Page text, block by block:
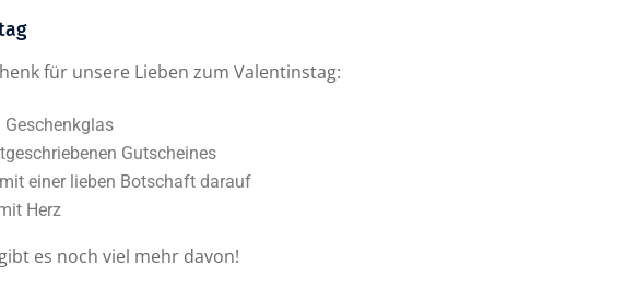
für unsere Lieben zum Valentinstag:
Gutscheines
einer lieben Botschaft darauf
Herz
es noch viel mehr davon!